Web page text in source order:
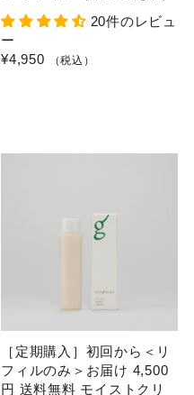
20件のレビュ
ー
¥4,950
（税込）
［定期購入］初回から＜リ
フィルのみ＞お届け 4,500
円 送料無料 モイストクリ